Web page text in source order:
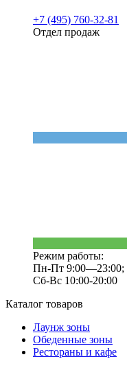
+7 (495) 760-32-81
Отдел продаж
Режим работы:
Пн-Пт 9:00—23:00;
Сб-Вс 10:00-20:00
Каталог товаров
Лаунж зоны
Обеденные зоны
Рестораны и кафе